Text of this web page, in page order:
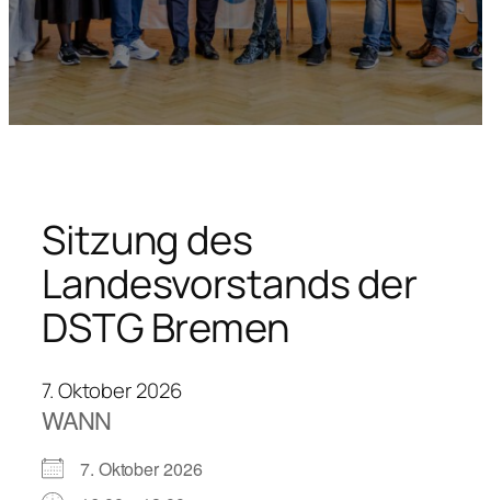
Sitzung des
Landesvorstands der
DSTG Bremen
7. Oktober 2026
WANN
7. Oktober 2026